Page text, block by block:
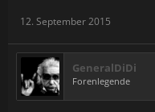
12. September 2015
GeneralDiDi
Forenlegende